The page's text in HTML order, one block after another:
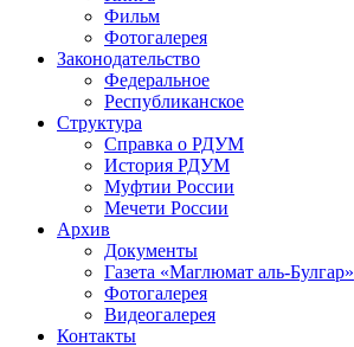
Фильм
Фотогалерея
Законодательство
Федеральное
Республиканское
Структура
Справка о РДУМ
История РДУМ
Муфтии России
Мечети России
Архив
Документы
Газета «Маглюмат аль-Булгар»
Фотогалерея
Видеогалерея
Контакты